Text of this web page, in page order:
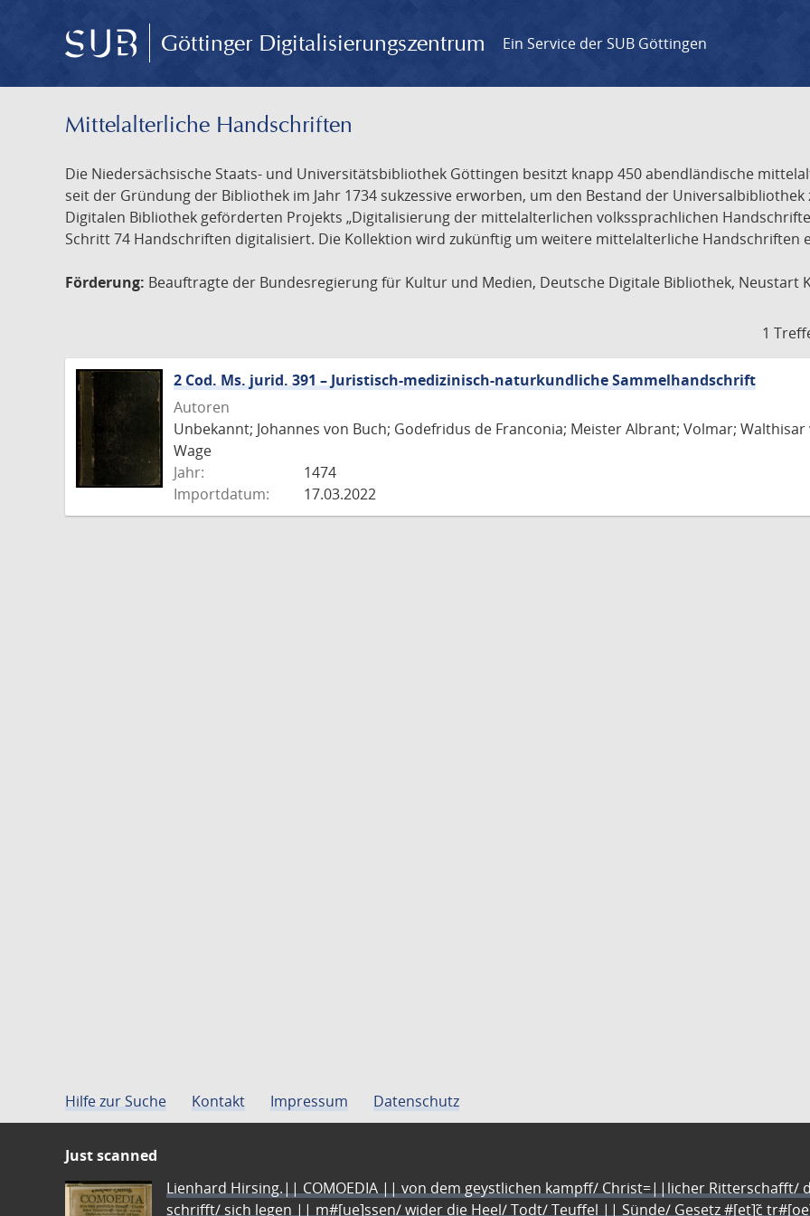
Göttinger Digitalisierungszentrum Ein Service der SUB Göttingen
Mittelalterliche Handschriften
Die Niedersächsische Staats- und Universitätsbibliothek Göttingen besitzt knapp 450 abendländische
seit der Gründung der Bibliothek im Jahr 1734 sukzessive erworben, um den Bestand der
Digitalen Bibliothek geförderten Projekts „Digitalisierung der mittelalterlichen volkssprachlichen
Schritt 74 Handschriften digitalisiert. Die Kollektion wird zukünftig um weitere mittelalterliche Handschriften
Förderung: Beauftragte der Bundesregierung für Kultur und Medien, Deutsche Digitale Bibliothek, Neustart
1
2 Cod. Ms. jurid. 391 – Juristisch-medizinisch-naturkundliche Sammelhandschrift
Autoren
Unbekannt; Johannes von Buch; Godefridus de Franconia; Meister Albrant; Volmar;
Wage
Jahr:
1474
Importdatum:
17.03.2022
Hilfe zur Suche Kontakt Impressum Datenschutz
Just scanned
Lienhard Hirsing.|| COMOEDIA || von dem geystlichen kampff/ Christ=||licher Ritterschafft/
schrifft/ sich legen || m#[ue]ssen/ wider die Heel/ Todt/ Teuffel || Sünde/ Gesetz #[et]c̃